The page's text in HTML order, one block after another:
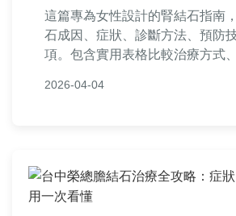
這篇專為女性設計的腎結石指南
石成因、症狀、診斷方法、預防
項。包含實用表格比較治療方式
2026-04-04